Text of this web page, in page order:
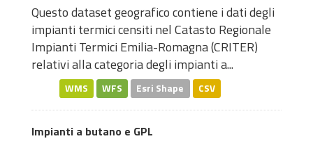
Questo dataset geografico contiene i dati degli
impianti termici censiti nel Catasto Regionale
Impianti Termici Emilia-Romagna (CRITER)
relativi alla categoria degli impianti a...
WMS WFS Esri Shape CSV
Impianti a butano e GPL